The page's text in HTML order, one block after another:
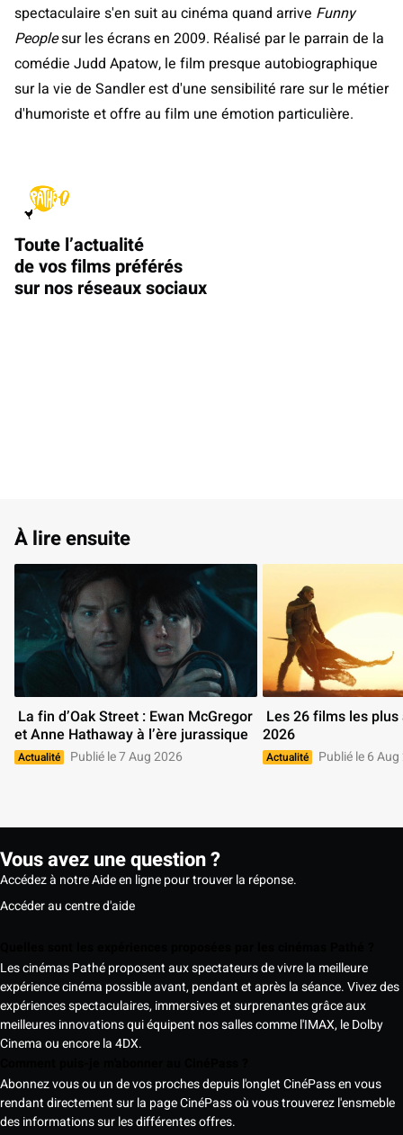
spectaculaire s'en suit au cinéma quand arrive Funny
Peoplesur les écrans en 2009. Réalisé par le parrain de la
comédie Judd Apatow, le film presque autobiographique
sur la vie de Sandler est d'une sensibilité rare sur le métier
d'humoriste et offre au film une émotion particulière.
Toute l’actualité
de vos films préférés
sur nos réseaux sociaux
À lire ensuite
et Anne Hathaway à l’ère jurassique
Actualité Publié le 7 Aug 2026
2026
Actualité Publié le 6
Vous avez une question ?
Accédez à notre Aide en ligne pour trouver la réponse.
Accéder au centre d'aide
Les cinémas Pathé proposent aux spectateurs de vivre la meilleure
expérience cinéma possible avant, pendant et après la séance. Vivez des
expériences spectaculaires, immersives et surprenantes grâce aux
meilleures innovations qui équipent nos salles comme l'IMAX, le Dolby
Cinema ou encore la 4DX.
Abonnez vous ou un de vos proches depuis l'onglet CinéPass en vous
rendant directement sur la page CinéPass où vous trouverez l'ensmeble
des informations sur les différentes offres.